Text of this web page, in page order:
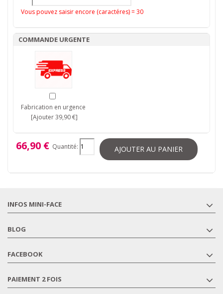
Vous pouvez saisir encore (caractéres) =30
COMMANDE URGENTE
Fabrication en urgence
[Ajouter 39,90 €]
66,90 € Quantité: AJOUTER AU PANIER
INFOS MINI-FACE
BLOG
FACEBOOK
PAIEMENT 2 FOIS